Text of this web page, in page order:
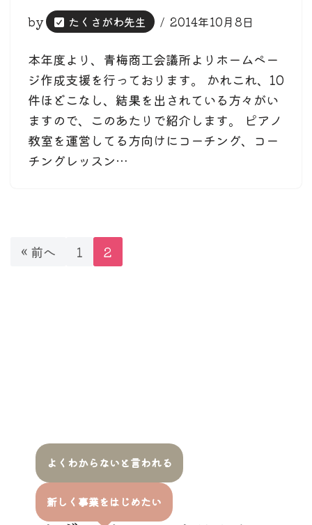
by たくさがわ先生 2014年10月8日
本年度より、青梅商工会議所よりホームペー
ジ作成支援を行っております。 かれこれ、10
件ほどこなし、結果を出されている方々がい
ますので、このあたりで紹介します。 ピアノ
教室を運営してる方向けにコーチング、コー
チングレッスン…
« 前へ 1 2
よくわからないと言われる
新しく事業をはじめたい